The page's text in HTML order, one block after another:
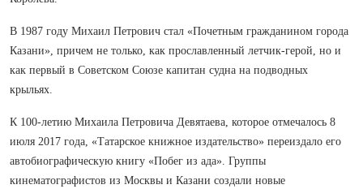
В 1987 году Михаил Петрович стал «Почетным гражданином города
Казани», причем не только, как прославленный летчик-герой, но и
как первый в Советском Союзе капитан судна на подводных
крыльях.
К 100-летию Михаила Петровича Девятаева, которое отмечалось 8
июля 2017 года, «Татарское книжное издательство» переиздало его
автобиографическую книгу «Побег из ада». Группы
кинематографистов из Москвы и Казани создали новые